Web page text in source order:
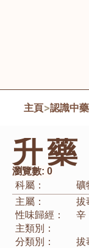
主頁>認識中藥
升藥
瀏覽數: 0
科屬：
礦
主屬：
拔
性味歸經：
辛
主類別：
分類別：
拔